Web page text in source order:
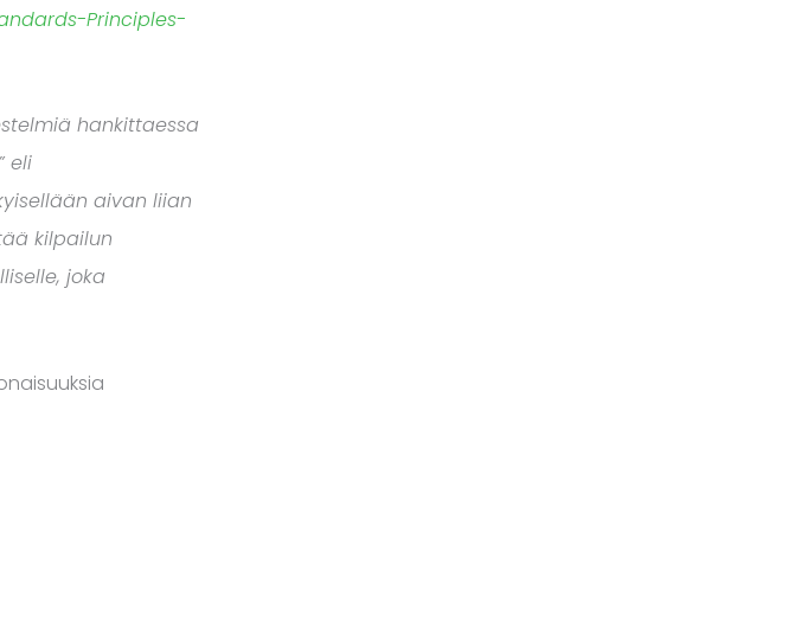
Principles-
hankittaessa
eli
aivan liian
kilpailun
joka